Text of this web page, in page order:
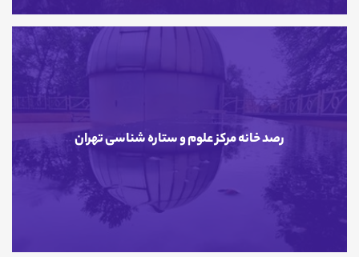
رصد خانه مرکز علوم و ستاره شناسی تهران
رصد خانه مرکز علوم و ستاره شناسی تهران
07 اردیبهشت 1404